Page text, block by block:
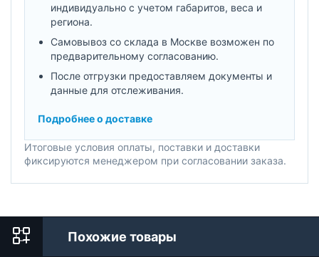
индивидуально с учетом габаритов, веса и
региона.
Самовывоз со склада в Москве возможен по
предварительному согласованию.
После отгрузки предоставляем документы и
данные для отслеживания.
Подробнее о доставке
Итоговые условия оплаты, поставки и доставки
фиксируются менеджером при согласовании заказа.
Похожие товары